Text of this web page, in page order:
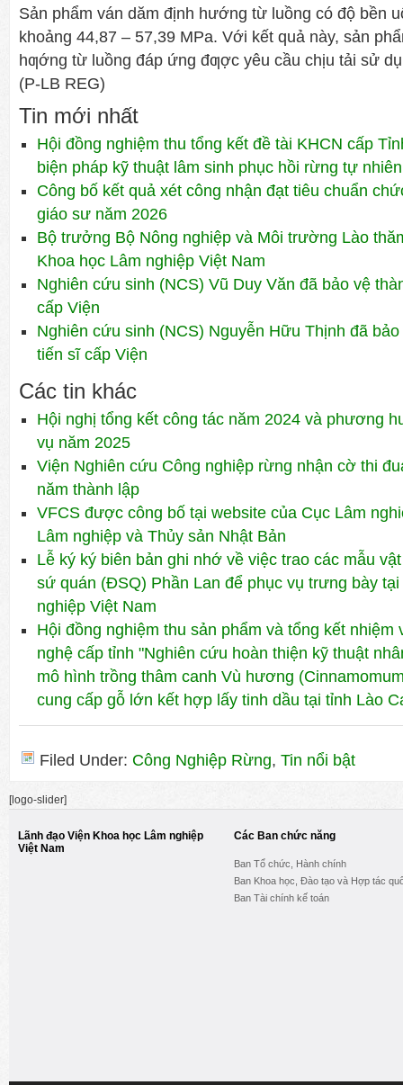
Sản phẩm ván dăm định hướng từ luồng có độ bền
khoảng 44,87 – 57,39 MPa. Với kết quả này, sản
hƣớng từ luồng đáp ứng đƣợc yêu cầu chịu tải sử
(P-LB REG)
Tin mới nhất
Hội đồng nghiệm thu tổng kết đề tài KHCN cấp
biện pháp kỹ thuật lâm sinh phục hồi rừng tự
Công bố kết quả xét công nhận đạt tiêu chuẩn
giáo sư năm 2026
Bộ trưởng Bộ Nông nghiệp và Môi trường Lào
Khoa học Lâm nghiệp Việt Nam
Nghiên cứu sinh (NCS) Vũ Duy Văn đã bảo vệ
cấp Viện
Nghiên cứu sinh (NCS) Nguyễn Hữu Thịnh đã
tiến sĩ cấp Viện
Các tin khác
Hội nghị tổng kết công tác năm 2024 và phương
vụ năm 2025
Viện Nghiên cứu Công nghiệp rừng nhận cờ thi
năm thành lập
VFCS được công bố tại website của Cục Lâm
Lâm nghiệp và Thủy sản Nhật Bản
Lễ ký ký biên bản ghi nhớ về việc trao các mẫu
sứ quán (ĐSQ) Phần Lan để phục vụ trưng bày
nghiệp Việt Nam
Hội đồng nghiệm thu sản phẩm và tổng kết nhiệm
nghệ cấp tỉnh "Nghiên cứu hoàn thiện kỹ thuật
mô hình trồng thâm canh Vù hương
cung cấp gỗ lớn kết hợp lấy tinh dầu tại tỉnh Lào
Filed Under: Công Nghiệp Rừng, Tin nổi bật
[logo-slider]
Lãnh đạo Viện Khoa học Lâm nghiệp
Việt Nam
Các Ban chức năng
Ban Tổ chức, Hành chính
Ban Khoa học, Đào tạo và Hợp tác
Ban Tài chính kế toán